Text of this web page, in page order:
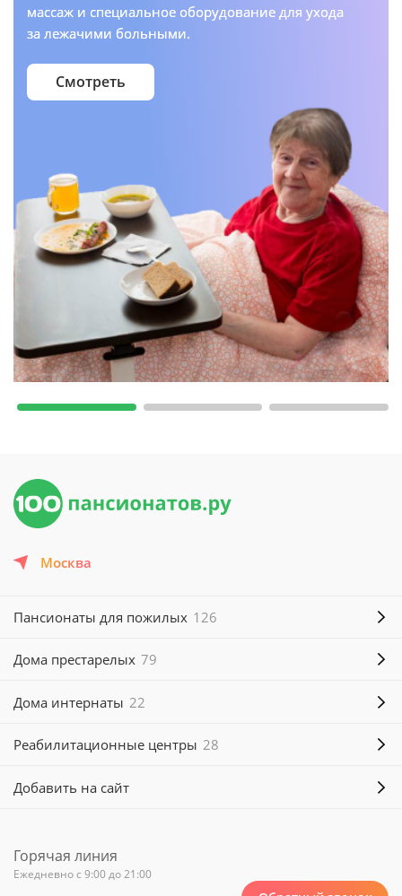
массаж и специальное оборудование для ухода
за лежачими больными.
Смотреть
Москва
Добавить на сайт
Пансионаты для пожилых 126
Дома престарелых 79
Дома интернаты 22
Реабилитационные центры 28
Горячая линия
Ежедневно с 9:00 до 21:00